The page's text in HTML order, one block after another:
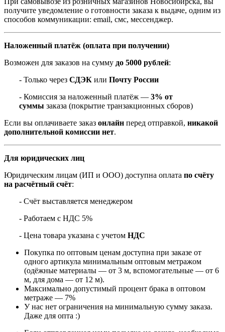
получите уведомление о готовности заказа к выдаче, одним из
способов коммуникации: email, смс, мессенджер.
Наложенный платёж (оплата при получении)
Возможен для заказов на сумму до 5000 рублей:
- Только через СДЭК или Почту России
- Комиссия за наложенный платёж — 3% от
суммы заказа (покрытие транзакционных сборов)
Если вы оплачиваете заказ онлайн перед отправкой, никакой
дополнительной комиссии нет.
Для юридических лиц
Юридическим лицам (ИП и ООО) доступна оплата по счёту
на расчётный счёт:
- Счёт выставляется менеджером
- Работаем с НДС 5%
- Цена товара указана с учетом НДС
Покупка по оптовым ценам доступна при заказе от
одного артикула минимальным оптовым метражом
(одёжные материалы — от 3 м, вспомогательные — от 6
м, для дома — от 12 м).
Максимально допустимый процент брака в оптовом
метраже — 7%
У нас нет ограничения на минимальную сумму заказа.
Даже для опта :)